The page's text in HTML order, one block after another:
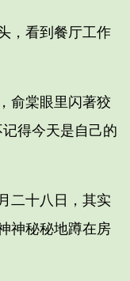
，看到餐厅工作
俞棠眼里闪著狡
得今天是自己的
二十八日，其实
神秘秘地蹲在房